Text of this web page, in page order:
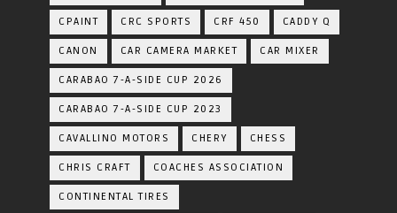
CPAINT CRC SPORTS CRF 450 CADDY Q
CANON CAR CAMERA MARKET CAR MIXER
CARABAO 7-A-SIDE CUP 2026
CARABAO 7-A-SIDE CUP 2023
CAVALLINO MOTORS CHERY CHESS
CHRIS CRAFT COACHES ASSOCIATION
CONTINENTAL TIRES